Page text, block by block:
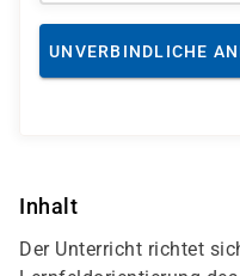
UNVERBINDLICHE
Inhalt
Der Unterricht richtet